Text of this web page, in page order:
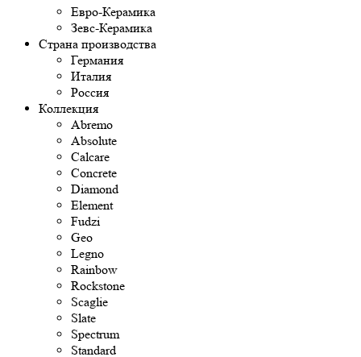
Евро-Керамика
Зевс-Керамика
Страна производства
Германия
Италия
Россия
Коллекция
Abremo
Absolute
Calcare
Concrete
Diamond
Element
Fudzi
Geo
Legno
Rainbow
Rockstone
Scaglie
Slate
Spectrum
Standard